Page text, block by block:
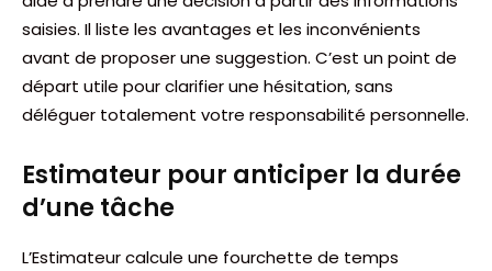
saisies. Il liste les avantages et les inconvénients
avant de proposer une suggestion. C’est un point de
départ utile pour clarifier une hésitation, sans
déléguer totalement votre responsabilité personnelle.
Estimateur pour anticiper la durée
d’une tâche
L’Estimateur calcule une fourchette de temps